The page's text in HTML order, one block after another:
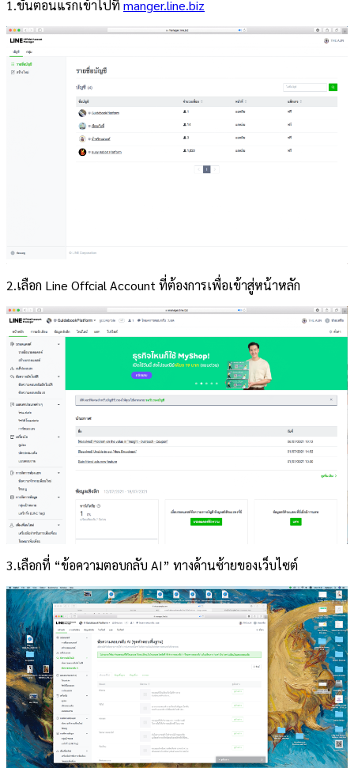
1.ขั้นตอนแรกเข้าไปที่ manger.line.biz
2.เลือก Line Offcial Account ที่ต้องการเพื่อเข้าสู่หน้าหลัก
3.เลือกที่ “ข้อความตอบกลับ AI” ทางด้านซ้ายของเว็บไซต์